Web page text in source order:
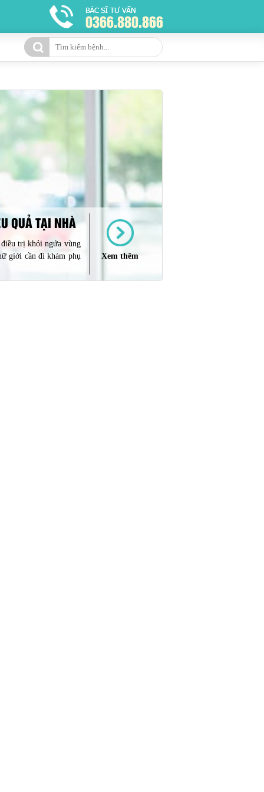
QUẢ TẠI NHÀ
điều trị khỏi ngứa vùng
giới cần đi khám phụ
Xem thêm